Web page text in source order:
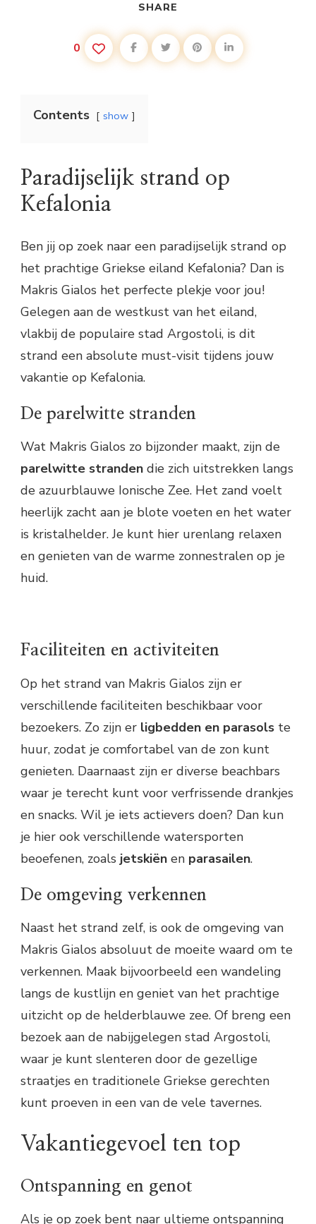
SHARE
0
Contents show
Paradijselijk strand op
Kefalonia
Ben jij op zoek naar een paradijselijk strand op
het prachtige Griekse eiland Kefalonia? Dan is
Makris Gialos het perfecte plekje voor jou!
Gelegen aan de westkust van het eiland,
vlakbij de populaire stad Argostoli, is dit
strand een absolute must-visit tijdens jouw
vakantie op Kefalonia.
De parelwitte stranden
Wat Makris Gialos zo bijzonder maakt, zijn de
parelwitte stranden die zich uitstrekken langs
de azuurblauwe Ionische Zee. Het zand voelt
heerlijk zacht aan je blote voeten en het water
is kristalhelder. Je kunt hier urenlang relaxen
en genieten van de warme zonnestralen op je
huid.
Faciliteiten en activiteiten
Op het strand van Makris Gialos zijn er
verschillende faciliteiten beschikbaar voor
bezoekers. Zo zijn er ligbedden en parasols te
huur, zodat je comfortabel van de zon kunt
genieten. Daarnaast zijn er diverse beachbars
waar je terecht kunt voor verfrissende drankjes
en snacks. Wil je iets actievers doen? Dan kun
je hier ook verschillende watersporten
beoefenen, zoals jetskiën en parasailen.
De omgeving verkennen
Naast het strand zelf, is ook de omgeving van
Makris Gialos absoluut de moeite waard om te
verkennen. Maak bijvoorbeeld een wandeling
langs de kustlijn en geniet van het prachtige
uitzicht op de helderblauwe zee. Of breng een
bezoek aan de nabijgelegen stad Argostoli,
waar je kunt slenteren door de gezellige
straatjes en traditionele Griekse gerechten
kunt proeven in een van de vele tavernes.
Vakantiegevoel ten top
Ontspanning en genot
Als je op zoek bent naar ultieme ontspanning